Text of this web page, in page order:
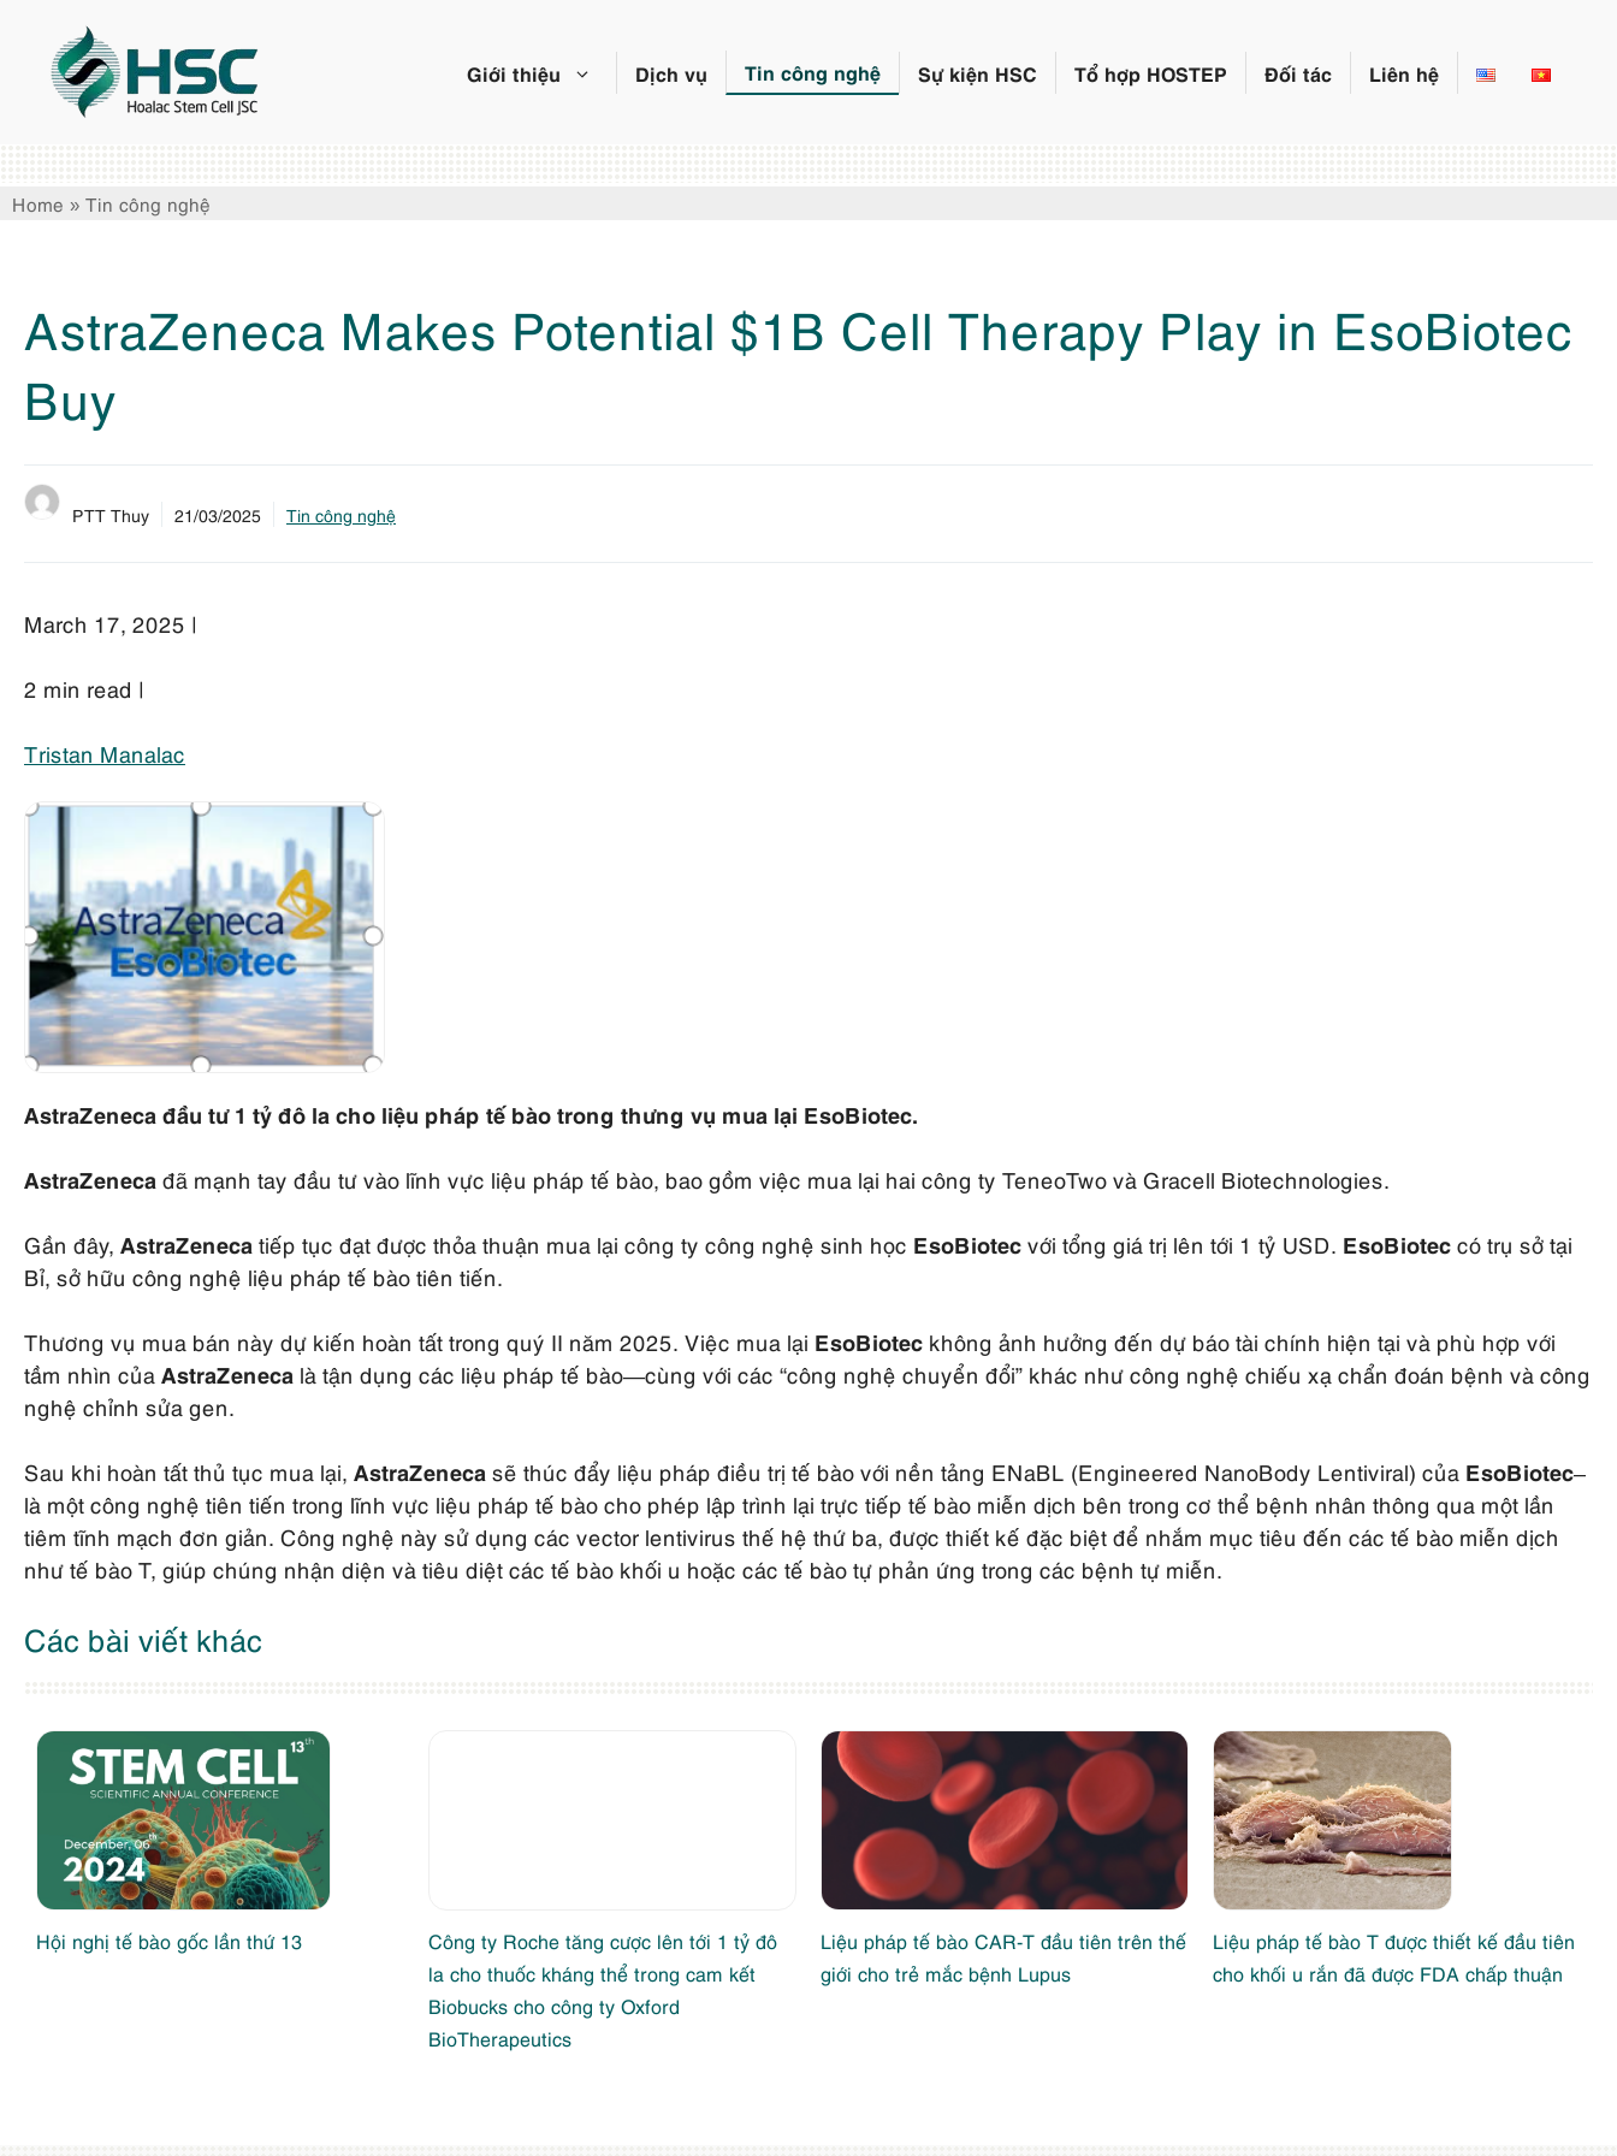
Giới thiệu Dịch vụ Tin công nghệ Sự kiện HSC Tổ hợp HOSTEP Đối tác Liên hệ
Home » Tin công nghệ
AstraZeneca Makes Potential $1B Cell Therapy Play in EsoBiotec
Buy
PTT Thuy 21/03/2025 Tin công nghệ
March 17, 2025 |
2 min read |
Tristan Manalac
AstraZeneca đầu tư 1 tỷ đô la cho liệu pháp tế bào trong thưng vụ mua lại EsoBiotec.
AstraZeneca đã mạnh tay đầu tư vào lĩnh vực liệu pháp tế bào, bao gồm việc mua lại hai công ty TeneoTwo và Gracell Biotechnologies.
Gần đây, AstraZeneca tiếp tục đạt được thỏa thuận mua lại công ty công nghệ sinh học EsoBiotec với tổng giá trị lên tới 1 tỷ USD. EsoBiotec có trụ sở tại
Bỉ, sở hữu công nghệ liệu pháp tế bào tiên tiến.
Thương vụ mua bán này dự kiến hoàn tất trong quý II năm 2025. Việc mua lại EsoBiotec không ảnh hưởng đến dự báo tài chính hiện tại và phù hợp với
tầm nhìn của AstraZeneca là tận dụng các liệu pháp tế bào—cùng với các “công nghệ chuyển đổi” khác như công nghệ chiếu xạ chẩn đoán bệnh và công
nghệ chỉnh sửa gen.
Sau khi hoàn tất thủ tục mua lại, AstraZeneca sẽ thúc đẩy liệu pháp điều trị tế bào với nền tảng ENaBL (Engineered NanoBody Lentiviral) của EsoBiotec–
là một công nghệ tiên tiến trong lĩnh vực liệu pháp tế bào cho phép lập trình lại trực tiếp tế bào miễn dịch bên trong cơ thể bệnh nhân thông qua một lần
tiêm tĩnh mạch đơn giản. Công nghệ này sử dụng các vector lentivirus thế hệ thứ ba, được thiết kế đặc biệt để nhắm mục tiêu đến các tế bào miễn dịch
như tế bào T, giúp chúng nhận diện và tiêu diệt các tế bào khối u hoặc các tế bào tự phản ứng trong các bệnh tự miễn.
Các bài viết khác
Hội nghị tế bào gốc lần thứ 13
Công ty Roche tăng cược lên tới 1 tỷ đô
la cho thuốc kháng thể trong cam kết
Biobucks cho công ty Oxford
BioTherapeutics
Liệu pháp tế bào CAR-T đầu tiên trên thế
giới cho trẻ mắc bệnh Lupus
Liệu pháp tế bào T được thiết kế đầu tiên
cho khối u rắn đã được FDA chấp thuận